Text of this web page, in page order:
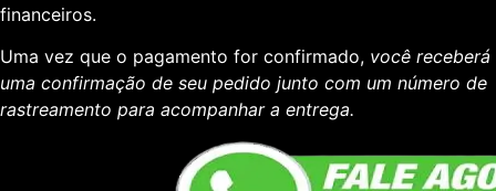
financeiros.
Uma vez que o pagamento for confirmado, você receberá
uma confirmação de seu pedido junto com um número de
rastreamento para acompanhar a entrega.